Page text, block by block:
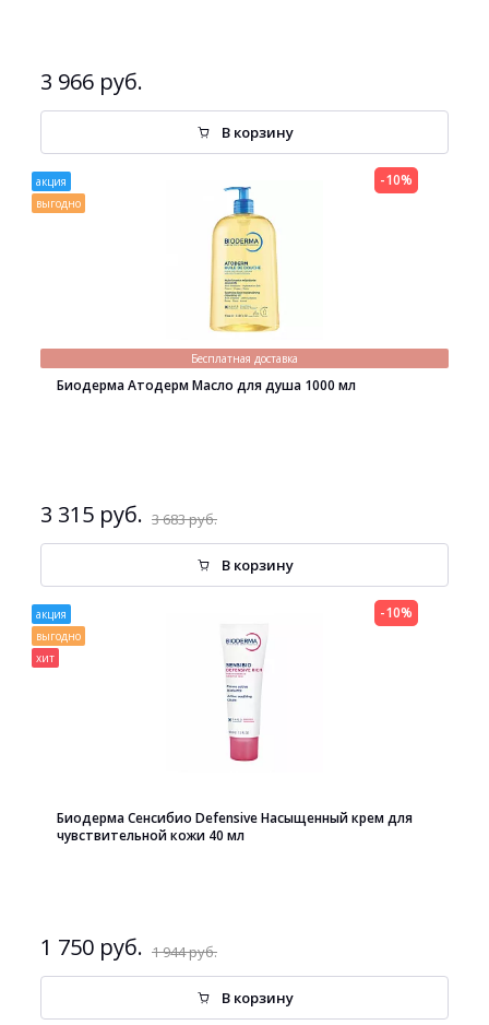
3 966 руб.
В корзину
акция
выгодно
Бесплатная доставка
Биодерма Атодерм Масло для душа 1000 мл
3 315 руб. 3 683 руб.
-10%
В корзину
акция
выгодно
хит
Биодерма Сенсибио Defensive Насыщенный крем для
чувствительной кожи 40 мл
1 750 руб. 1 944 руб.
-10%
В корзину